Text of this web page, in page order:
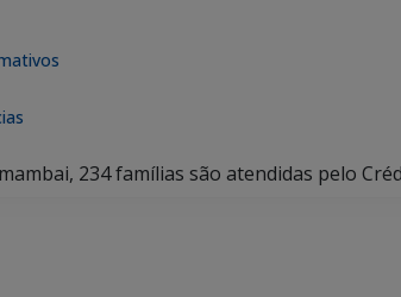
234 famílias são atendidas pelo